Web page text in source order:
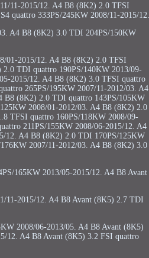
11-2015/12. A4 B8 (8K2) 2.0 TFSI
quattro 333PS/245KW 2008/11-2015/12.
A4 B8 (8K2) 3.0 TDI 204PS/150KW
01-2015/12. A4 B8 (8K2) 2.0 TFSI
TDI quattro 190PS/140KW 2013/09-
2015/12. A4 B8 (8K2) 3.0 TFSI quattro
265PS/195KW 2007/11-2012/03. A4
B8 (8K2) 2.0 TDI quattro 143PS/105KW
2008/01-2012/03. A4 B8 (8K2) 2.0
TFSI quattro 160PS/118KW 2008/09-
211PS/155KW 2008/06-2015/12. A4
12. A4 B8 (8K2) 2.0 TDI 170PS/125KW
2007/11-2012/03. A4 B8 (8K2) 3.0
165KW 2013/05-2015/12. A4 B8 Avant
11-2015/12. A4 B8 Avant (8K5) 2.7 TDI
2008/06-2013/05. A4 B8 Avant (8K5)
12. A4 B8 Avant (8K5) 3.2 FSI quattro